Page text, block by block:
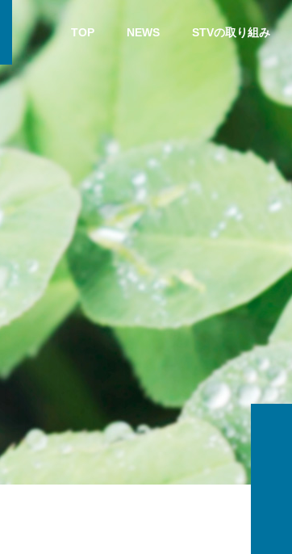
TOP NEWS STVの取り組み